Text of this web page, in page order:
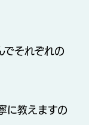
でそれぞれの
に教えますの